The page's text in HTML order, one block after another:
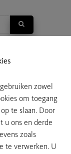
zowel
om toegang
te slaan. Door
u ons en derde
zoals
te verwerken. U